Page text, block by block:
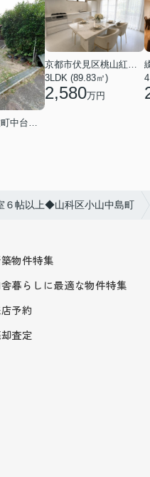
船井郡京丹波町中台土橋
京都市伏見区桃山紅雪町
3LDK (89.83㎡)
2,580万円
帖以上◆山科区小山中島町
物件特集
暮らしに最適な物件特集
予約
査定